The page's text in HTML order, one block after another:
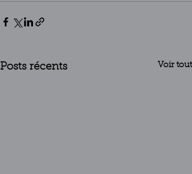
Posts récents Voir tout